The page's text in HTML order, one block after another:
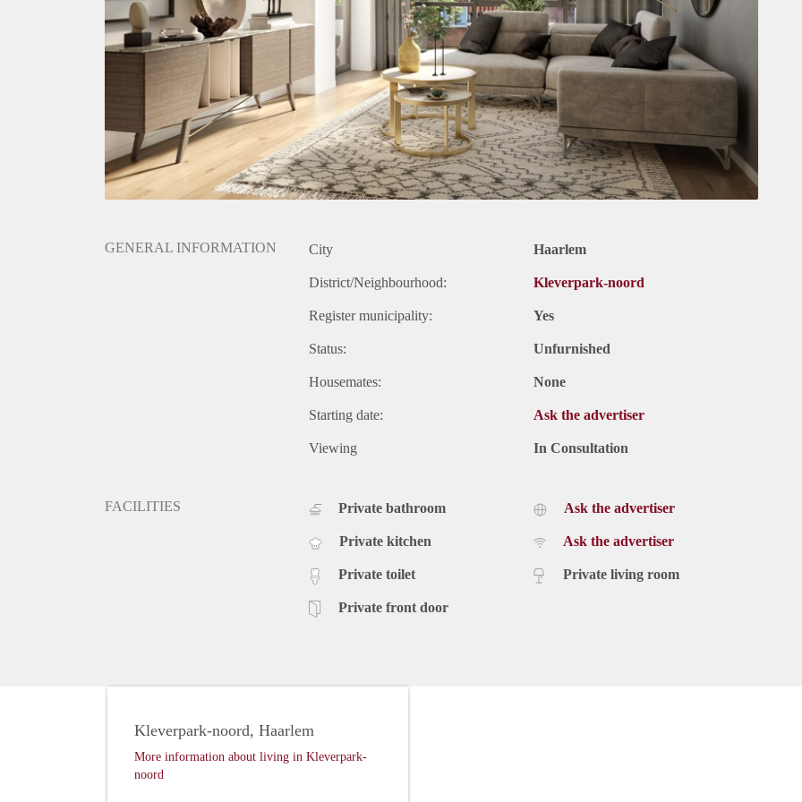
GENERAL INFORMATION City Haarlem
District/Neighbourhood: Kleverpark-noord
Register municipality: Yes
Status: Unfurnished
Housemates: None
Starting date: Ask the advertiser
Viewing In Consultation
FACILITIES Private bathroom
Private kitchen
Private toilet
Private front door
Ask the advertiser
Ask the advertiser
Private living room
Kleverpark-noord, Haarlem
More information about living in Kleverpark-
noord